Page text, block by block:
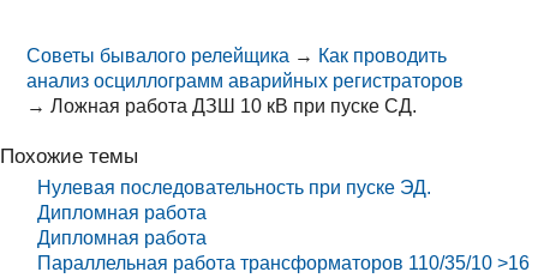
Советы бывалого релейщика → Как проводить
анализ осциллограмм аварийных регистраторов
→Ложная работа ДЗШ 10 кВ при пуске СД.
Похожие темы
Нулевая последовательность при пуске ЭД.
Дипломная работа
Дипломная работа
Параллельная работа трансформаторов 110/35/10 >16